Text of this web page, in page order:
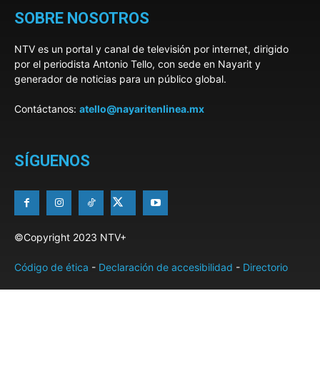
SOBRE NOSOTROS
NTV es un portal y canal de televisión por internet, dirigido
por el periodista Antonio Tello, con sede en Nayarit y
generador de noticias para un público global.
Contáctanos: atello@nayaritenlinea.mx
SÍGUENOS
©Copyright 2023 NTV+
Código de ética - Declaración de accesibilidad - Directorio